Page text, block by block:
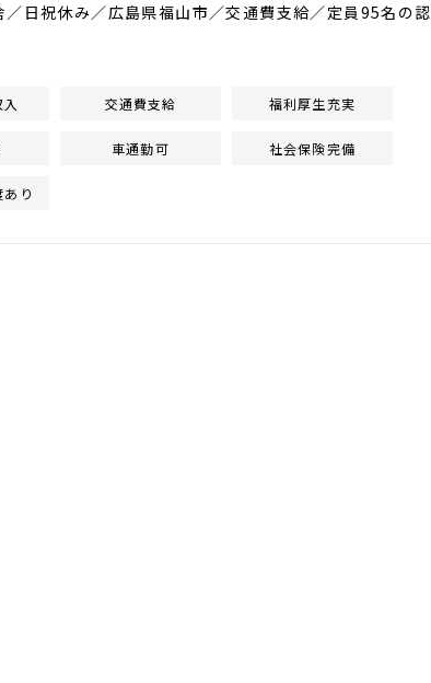
日祝休み／広島県福山市／交通費支給／定員95名の認
交通費支給 福利厚生充実
車通勤可 社会保険完備
り